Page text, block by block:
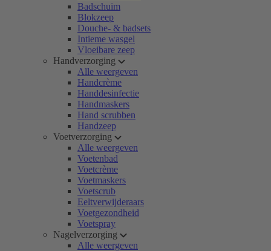
Badschuim
Blokzeep
Douche- & badsets
Intieme wasgel
Vloeibare zeep
Handverzorging
Alle weergeven
Handcrème
Handdesinfectie
Handmaskers
Hand scrubben
Handzeep
Voetverzorging
Alle weergeven
Voetenbad
Voetcrème
Voetmaskers
Voetscrub
Eeltverwijderaars
Voetgezondheid
Voetspray
Nagelverzorging
Alle weergeven